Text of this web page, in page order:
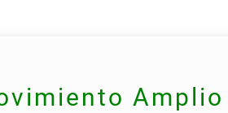
Amplio